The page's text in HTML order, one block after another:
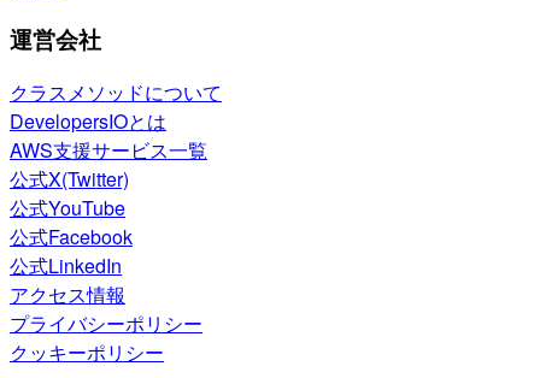
運営会社
クラスメソッドについて
DevelopersIOとは
AWS支援サービス一覧
公式X(Twitter)
公式YouTube
公式Facebook
公式LinkedIn
アクセス情報
プライバシーポリシー
クッキーポリシー